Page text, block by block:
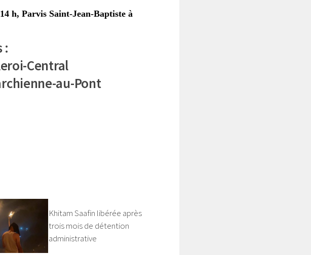
h, Parvis Saint-Jean-Baptiste à
:
Central
au-Pont
Khitam Saafin libérée après
trois mois de détention
administrative